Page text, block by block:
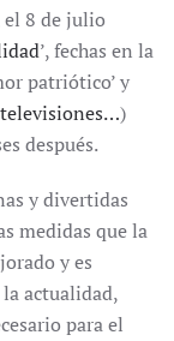
el 8 de julio
’, fechas en la
patriótico’ y
)
después.
y divertidas
medidas que la
y es
actualidad,
para el